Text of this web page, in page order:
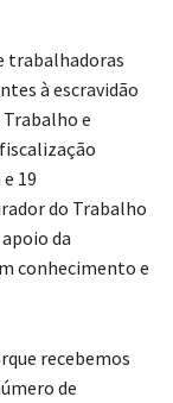
trabalhadoras
à escravidão
e
19
do Trabalho
da
conhecimento e
recebemos
de